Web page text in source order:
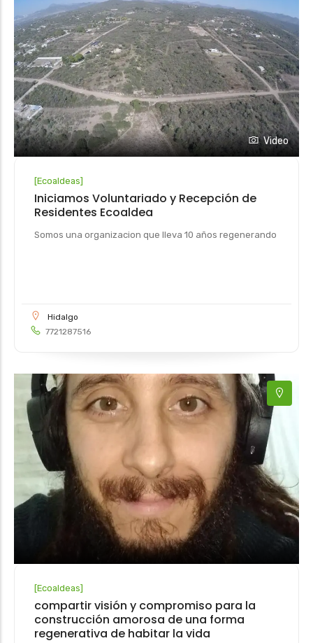
Video
[Ecoaldeas]
Iniciamos Voluntariado y Recepción de
Residentes Ecoaldea
Somos una organizacion que lleva 10 años regenerando
Hidalgo
7721287516
[Ecoaldeas]
compartir visión y compromiso para la
construcción amorosa de una forma
regenerativa de habitar la vida